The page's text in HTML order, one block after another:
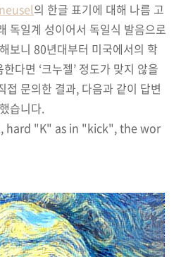
의 한글 표기에 대해 나름 고
독일계 성이어서 독일식 발음으로
보니 80년대부터 미국에서의 학
다면 ‘크누젤’ 정도가 맞지 않을
접 문의한 결과, 다음과 같이 답변
습니다.
hard "K" as in "kick", the wor